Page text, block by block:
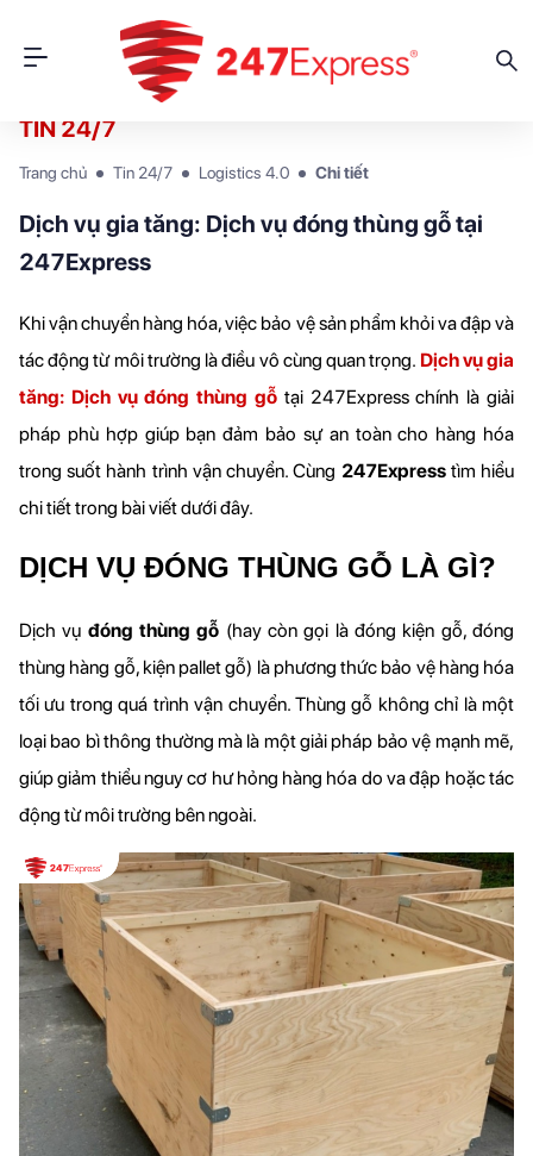
TIN 24/7
Trang chủ Tin 24/7 Logistics 4.0 Chi tiết
Dịch vụ gia tăng: Dịch vụ đóng thùng gỗ tại
247Express
Khi vận chuyển hàng hóa, việc bảo vệ sản phẩm khỏi va đập và
tác động từ môi trường là điều vô cùng quan trọng. Dịch vụ gia
tăng: Dịch vụ đóng thùng gỗ tại 247Express chính là giải
pháp phù hợp giúp bạn đảm bảo sự an toàn cho hàng hóa
trong suốt hành trình vận chuyển. Cùng 247Express tìm hiểu
chi tiết trong bài viết dưới đây.
DỊCH VỤ ĐÓNG THÙNG GỖ LÀ GÌ?
Dịch vụ đóng thùng gỗ (hay còn gọi là đóng kiện gỗ, đóng
thùng hàng gỗ, kiện pallet gỗ) là phương thức bảo vệ hàng hóa
tối ưu trong quá trình vận chuyển. Thùng gỗ không chỉ là một
loại bao bì thông thường mà là một giải pháp bảo vệ mạnh mẽ,
giúp giảm thiểu nguy cơ hư hỏng hàng hóa do va đập hoặc tác
động từ môi trường bên ngoài.